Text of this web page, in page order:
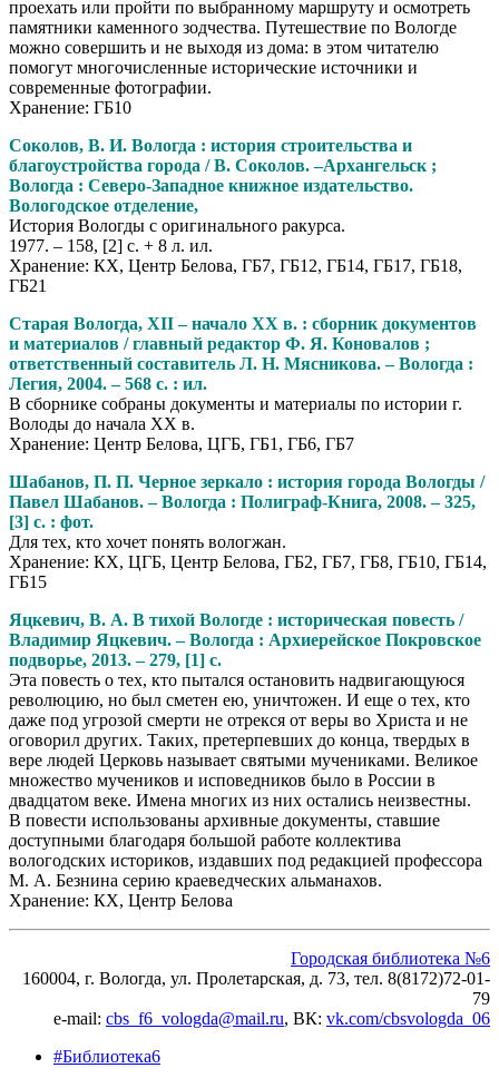
проехать или пройти по выбранному маршруту и осмотреть
памятники каменного зодчества. Путешествие по Вологде
можно совершить и не выходя из дома: в этом читателю
помогут многочисленные исторические источники и
современные фотографии.
Хранение: ГБ10
Соколов, В. И. Вологда : история строительства и
благоустройства города / В. Соколов. –Архангельск ;
Вологда : Северо-Западное книжное издательство.
Вологодское отделение,
История Вологды с оригинального ракурса.
1977. – 158, [2] с. + 8 л. ил.
Хранение: КХ, Центр Белова, ГБ7, ГБ12, ГБ14, ГБ17, ГБ18,
ГБ21
Старая Вологда, XII – начало ХХ в. : сборник документов
и материалов / главный редактор Ф. Я. Коновалов ;
ответственный составитель Л. Н. Мясникова. – Вологда :
Легия, 2004. – 568 с. : ил.
В сборнике собраны документы и материалы по истории г.
Володы до начала XX в.
Хранение: Центр Белова, ЦГБ, ГБ1, ГБ6, ГБ7
Шабанов, П. П. Черное зеркало : история города Вологды /
Павел Шабанов. – Вологда : Полиграф-Книга, 2008. – 325,
[3] с. : фот.
Для тех, кто хочет понять вологжан.
Хранение: КХ, ЦГБ, Центр Белова, ГБ2, ГБ7, ГБ8, ГБ10, ГБ14,
ГБ15
Яцкевич, В. А. В тихой Вологде : историческая повесть /
Владимир Яцкевич. – Вологда : Архиерейское Покровское
подворье, 2013. – 279, [1] с.
Эта повесть о тех, кто пытался остановить надвигающуюся
революцию, но был сметен ею, уничтожен. И еще о тех, кто
даже под угрозой смерти не отрекся от веры во Христа и не
оговорил других. Таких, претерпевших до конца, твердых в
вере людей Церковь называет святыми мучениками. Великое
множество мучеников и исповедников было в России в
двадцатом веке. Имена многих из них остались неизвестны.
В повести использованы архивные документы, ставшие
доступными благодаря большой работе коллектива
вологодских историков, издавших под редакцией профессора
М. А. Безнина серию краеведческих альманахов.
Хранение: КХ, Центр Белова
Городская библиотека №6
160004, г. Вологда, ул. Пролетарская, д. 73, тел. 8(8172)72-01-
79
e-mail: cbs_f6_vologda@mail.ru, ВК: vk.com/cbsvologda_06
#Библиотека6